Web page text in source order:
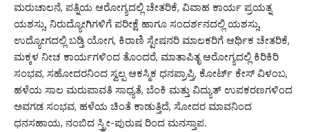
ಮರುಚಾಲನೆ, ಪತ್ನಿಯ ಆರೋಗ್ಯದಲ್ಲಿ ಚೇತರಿಕೆ, ವಿವಾಹ ಕಾರ್ಯ ಪ್ರಯತ್ನ
ಯಶಸ್ಸು, ನಿರುದ್ಯೋಗಿಗಳಿಗೆ ಪರೀಕ್ಷೆ ಹಾಗೂ ಸಂದರ್ಶನದಲ್ಲಿ ಯಶಸ್ಸು,
ಉದ್ಯೋಗದಲ್ಲಿ ಬಡ್ತಿ ಯೋಗ, ಕಿರಾಣಿ ಸ್ಟೇಷನರಿ ಮಾಲಕರಿಗೆ ಆರ್ಥಿಕ ಚೇತರಿಕೆ,
ಮಕ್ಕಳ ನೀಚ ಕಾರ್ಯಗಳಿಂದ ತೊಂದರೆ, ಮಾತಾಪಿತೃ ಆರೋಗ್ಯದಲ್ಲಿ ಕಿರಿಕಿರಿ
ಸಂಭವ, ಸಹೋದರನಿಂದ ಸ್ವಲ್ಪ ಆಕಸ್ಮಿಕ ಧನಪ್ರಾಪ್ತಿ, ಕೋರ್ಟ್ ಕೇಸ್ ವಿಳಂಬ,
ಹಳೆಯ ಸಾಲ ಮರುಪಾವತಿ ಸಾಧ್ಯತೆ, ಬೆಂಕಿ ಮತ್ತು ವಿದ್ಯುತ್ ಉಪಕರಣಗಳಿಂದ
ಅವಗಡ ಸಂಭವ, ಹಳೆಯ ಚಿಂತೆ ಕಾಡುತ್ತಿದೆ, ಸೋದರ ಮಾವನಿಂದ
ಧನಸಹಾಯ, ನಂಬಿದ ಸ್ತ್ರೀ-ಪುರುಷ ರಿಂದ ಮನಸ್ತಾಪ.